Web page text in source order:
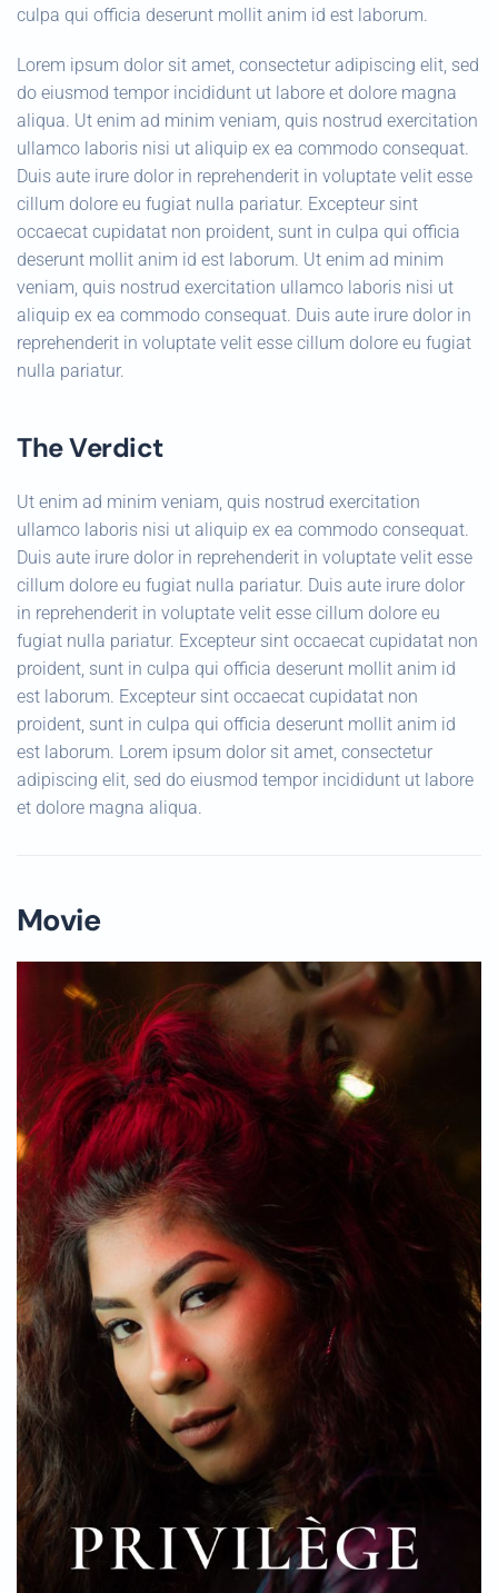
culpa qui officia deserunt mollit anim id est laborum.
Lorem ipsum dolor sit amet, consectetur adipiscing elit, sed
do eiusmod tempor incididunt ut labore et dolore magna
aliqua. Ut enim ad minim veniam, quis nostrud exercitation
ullamco laboris nisi ut aliquip ex ea commodo consequat.
Duis aute irure dolor in reprehenderit in voluptate velit esse
cillum dolore eu fugiat nulla pariatur. Excepteur sint
occaecat cupidatat non proident, sunt in culpa qui officia
deserunt mollit anim id est laborum. Ut enim ad minim
veniam, quis nostrud exercitation ullamco laboris nisi ut
aliquip ex ea commodo consequat. Duis aute irure dolor in
reprehenderit in voluptate velit esse cillum dolore eu fugiat
nulla pariatur.
The Verdict
Ut enim ad minim veniam, quis nostrud exercitation
ullamco laboris nisi ut aliquip ex ea commodo consequat.
Duis aute irure dolor in reprehenderit in voluptate velit esse
cillum dolore eu fugiat nulla pariatur. Duis aute irure dolor
in reprehenderit in voluptate velit esse cillum dolore eu
fugiat nulla pariatur. Excepteur sint occaecat cupidatat non
proident, sunt in culpa qui officia deserunt mollit anim id
est laborum. Excepteur sint occaecat cupidatat non
proident, sunt in culpa qui officia deserunt mollit anim id
est laborum. Lorem ipsum dolor sit amet, consectetur
adipiscing elit, sed do eiusmod tempor incididunt ut labore
et dolore magna aliqua.
Movie